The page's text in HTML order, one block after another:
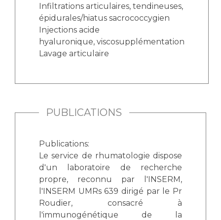
Infiltrations articulaires, tendineuses,
épidurales/hiatus sacrococcygien
Injections acide
hyaluronique, viscosupplémentation
Lavage articulaire
PUBLICATIONS
Publications:
Le service de rhumatologie dispose
d'un laboratoire de recherche
propre, reconnu par l'INSERM,
l'INSERM UMRs 639 dirigé par le Pr
Roudier, consacré à
l'immunogénétique de la